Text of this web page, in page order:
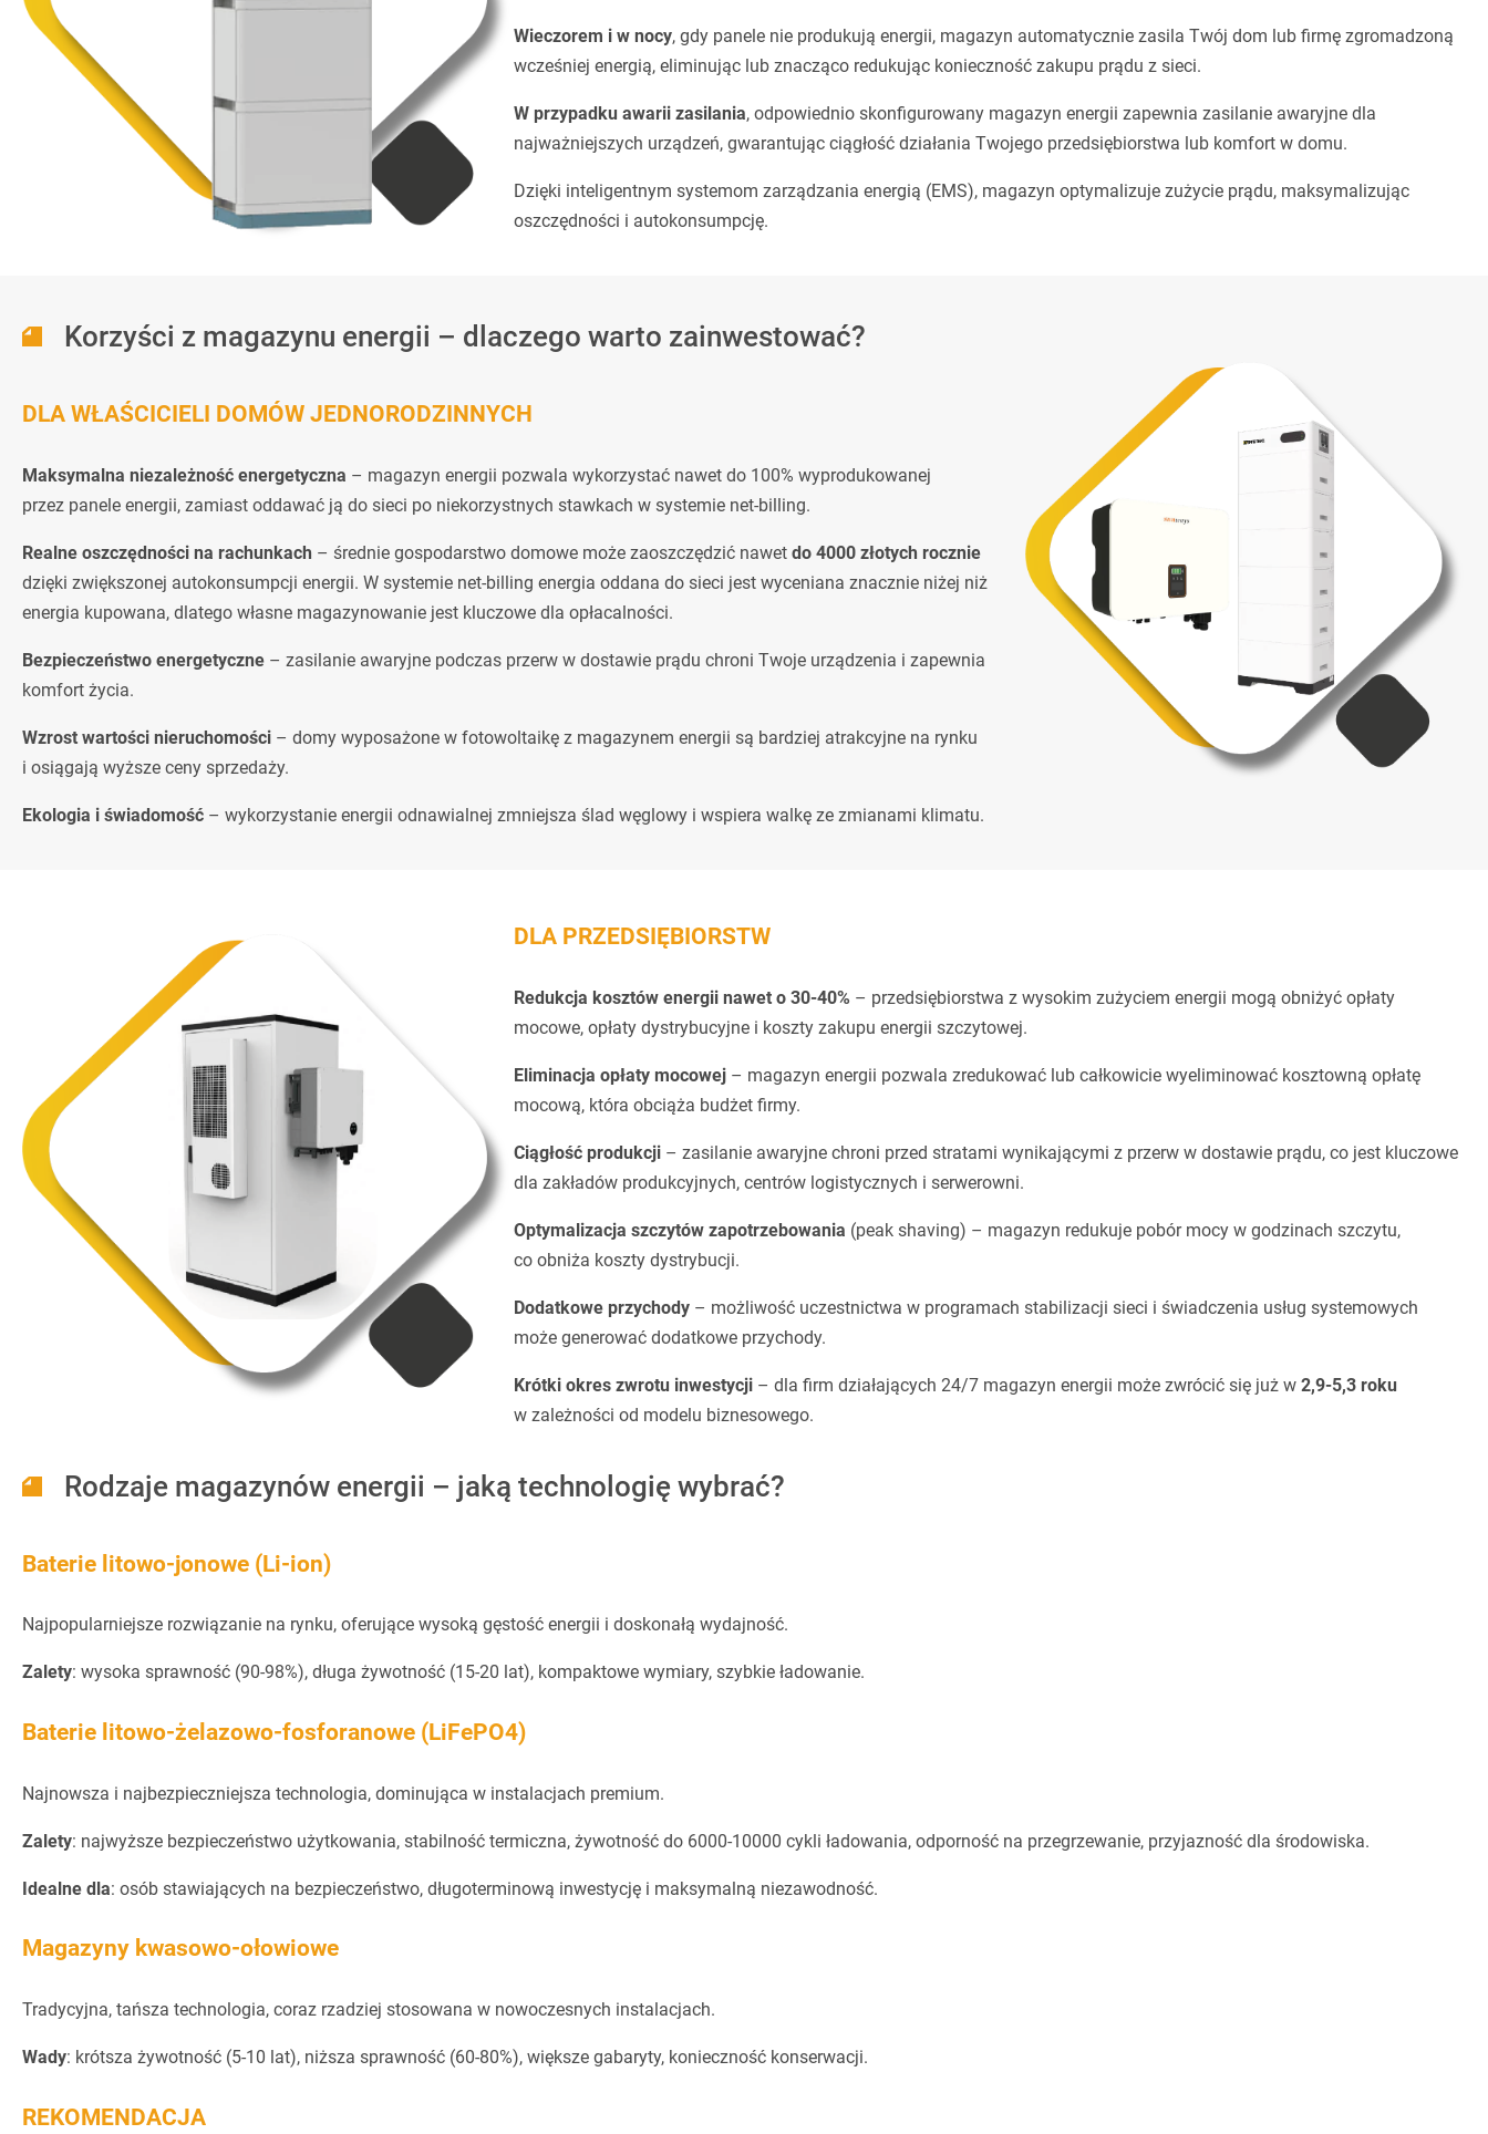
Wieczorem i w nocy, gdy panele nie produkują energii, magazyn automatycznie zasila Twój dom lub firmę zgromadzoną
wcześniej energią, eliminując lub znacząco redukując konieczność zakupu prądu z sieci.
W przypadku awarii zasilania, odpowiednio skonfigurowany magazyn energii zapewnia zasilanie awaryjne dla
najważniejszych urządzeń, gwarantując ciągłość działania Twojego przedsiębiorstwa lub komfort w domu.
​Dzięki inteligentnym systemom zarządzania energią (EMS), magazyn optymalizuje zużycie prądu, maksymalizując
oszczędności i autokonsumpcję.
Korzyści z magazynu energii – dlaczego warto zainwestować?
DLA WŁAŚCICIELI DOMÓW JEDNORODZINNYCH
Maksymalna niezależność energetyczna – magazyn energii pozwala wykorzystać nawet do 100% wyprodukowanej
przez panele energii, zamiast oddawać ją do sieci po niekorzystnych stawkach w systemie net-billing.
Realne oszczędności na rachunkach – średnie gospodarstwo domowe może zaoszczędzić nawet do 4000 złotych rocznie
dzięki zwiększonej autokonsumpcji energii. W systemie net-billing energia oddana do sieci jest wyceniana znacznie niżej niż
energia kupowana, dlatego własne magazynowanie jest kluczowe dla opłacalności.
Bezpieczeństwo energetyczne – zasilanie awaryjne podczas przerw w dostawie prądu chroni Twoje urządzenia i zapewnia
komfort życia.
Wzrost wartości nieruchomości – domy wyposażone w fotowoltaikę z magazynem energii są bardziej atrakcyjne na rynku
i osiągają wyższe ceny sprzedaży.
Ekologia i świadomość – wykorzystanie energii odnawialnej zmniejsza ślad węglowy i wspiera walkę ze zmianami klimatu.
DLA PRZEDSIĘBIORSTW
Redukcja kosztów energii nawet o 30-40% – przedsiębiorstwa z wysokim zużyciem energii mogą obniżyć opłaty
mocowe, opłaty dystrybucyjne i koszty zakupu energii szczytowej.
Eliminacja opłaty mocowej – magazyn energii pozwala zredukować lub całkowicie wyeliminować kosztowną opłatę
mocową, która obciąża budżet firmy.
Ciągłość produkcji – zasilanie awaryjne chroni przed stratami wynikającymi z przerw w dostawie prądu, co jest kluczowe
dla zakładów produkcyjnych, centrów logistycznych i serwerowni.
Optymalizacja szczytów zapotrzebowania (peak shaving) – magazyn redukuje pobór mocy w godzinach szczytu,
co obniża koszty dystrybucji.
Dodatkowe przychody – możliwość uczestnictwa w programach stabilizacji sieci i świadczenia usług systemowych
może generować dodatkowe przychody.
Krótki okres zwrotu inwestycji – dla firm działających 24/7 magazyn energii może zwrócić się już w2,9-5,3 roku
w zależności od modelu biznesowego.
Rodzaje magazynów energii – jaką technologię wybrać?
Baterie litowo-jonowe (Li-ion)
Najpopularniejsze rozwiązanie na rynku, oferujące wysoką gęstość energii i doskonałą wydajność.
Zalety: wysoka sprawność (90-98%), długa żywotność (15-20 lat), kompaktowe wymiary, szybkie ładowanie.
​Baterie litowo-żelazowo-fosforanowe (LiFePO4)
Najnowsza i najbezpieczniejsza technologia, dominująca w instalacjach premium.
Zalety: najwyższe bezpieczeństwo użytkowania, stabilność termiczna, żywotność do 6000-10000 cykli ładowania, odporność na przegrzewanie, przyjazność dla środowiska.
Idealne dla: osób stawiających na bezpieczeństwo, długoterminową inwestycję i maksymalną niezawodność.
Magazyny kwasowo-ołowiowe
Tradycyjna, tańsza technologia, coraz rzadziej stosowana w nowoczesnych instalacjach.
Wady: krótsza żywotność (5-10 lat), niższa sprawność (60-80%), większe gabaryty, konieczność konserwacji.
REKOMENDACJA